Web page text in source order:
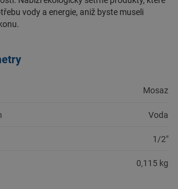
vody a energie, aniž byste museli
Mosaz
Voda
1/2"
0,115 kg